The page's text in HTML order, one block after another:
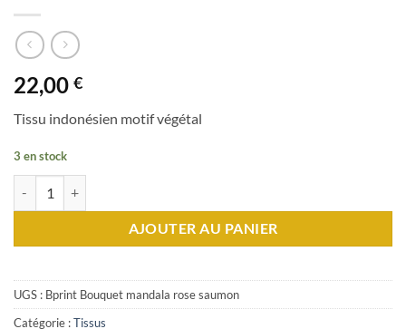
22,00 €
Tissu indonésien motif végétal
3 en stock
AJOUTER AU PANIER
UGS : Bprint Bouquet mandala rose saumon
Catégorie :Tissus